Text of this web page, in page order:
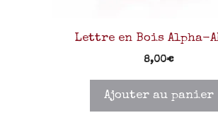
Lettre en Bois Alpha-
8,00€
Ajouter au panier